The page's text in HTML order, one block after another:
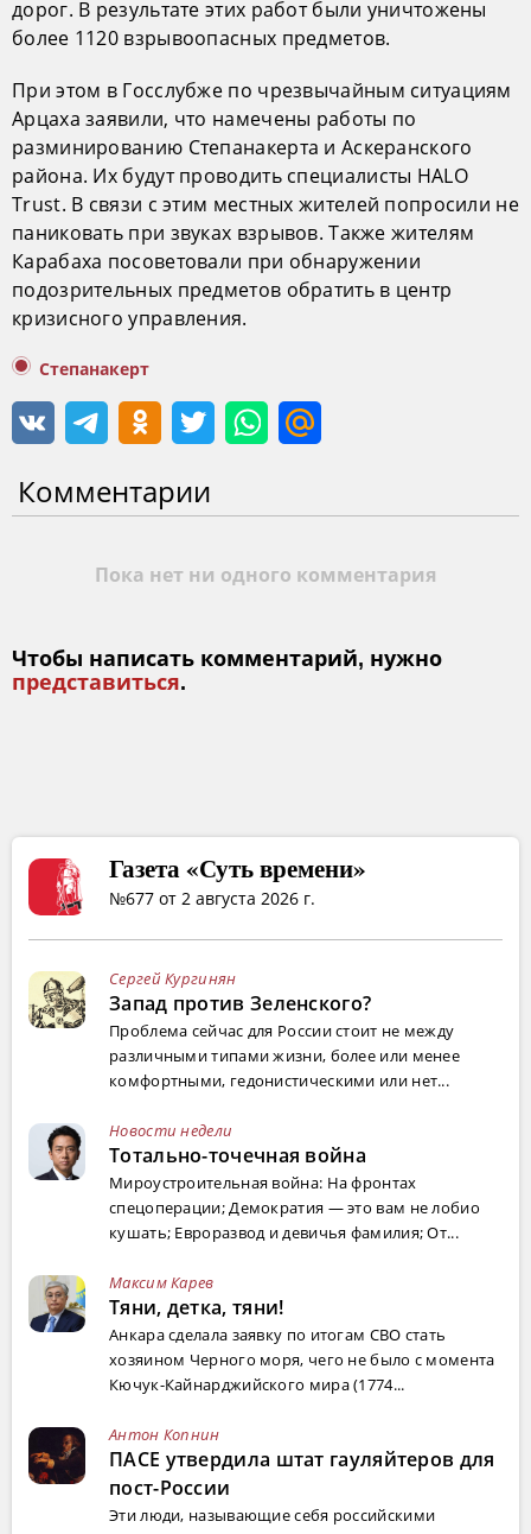
дорог. В результате этих работ были уничтожены
более 1120 взрывоопасных предметов.
При этом в Госслубже по чрезвычайным ситуациям
Арцаха заявили, что намечены работы по
разминированию Степанакерта и Аскеранского
района. Их будут проводить специалисты HALO
Trust. В связи с этим местных жителей попросили не
паниковать при звуках взрывов. Также жителям
Карабаха посоветовали при обнаружении
подозрительных предметов обратить в центр
кризисного управления.
Степанакерт
Комментарии
Пока нет ни одного комментария
Чтобы написать комментарий, нужно
представиться.
Газета «Суть времени»
№677 от 2 августа 2026 г.
Сергей Кургинян
Запад против Зеленского?
Проблема сейчас для России стоит не между
различными типами жизни, более или менее
комфортными, гедонистическими или нет...
Новости недели
Тотально-точечная война
Мироустроительная война: На фронтах
спецоперации; Демократия — это вам не лобио
кушать; Евроразвод и девичья фамилия; От...
Максим Карев
Тяни, детка, тяни!
Анкара сделала заявку по итогам СВО стать
хозяином Черного моря, чего не было с момента
Кючук-Кайнарджийского мира (1774...
Антон Копнин
ПАСЕ утвердила штат гауляйтеров для
пост-России
Эти люди, называющие себя российскими